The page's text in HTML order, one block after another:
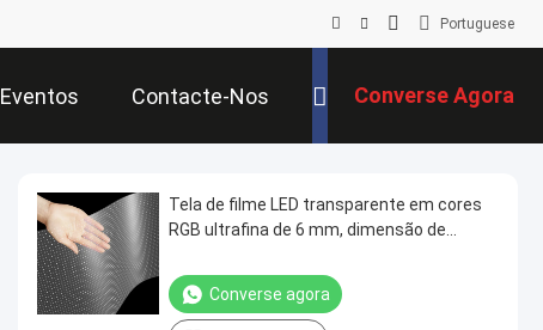
Portuguese
Eventos Contacte-Nos Converse Agora
Tela de filme LED transparente em cores
RGB ultrafina de 6 mm, dimensão de
de alta transparência para publicidade
comercial em vitrines de lojas de shopping
Converse agora